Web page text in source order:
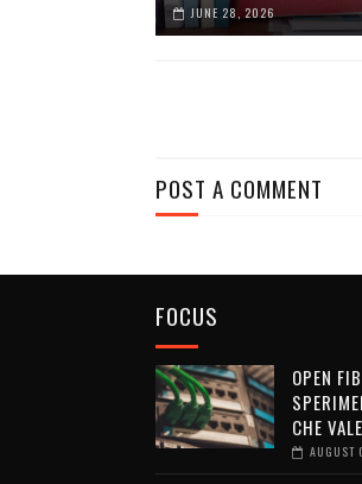
JUNE 28, 2026
POST A COMMENT
FOCUS
OPEN
CHE